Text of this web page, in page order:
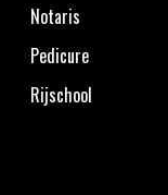
Notaris
Pedicure
Rijschool